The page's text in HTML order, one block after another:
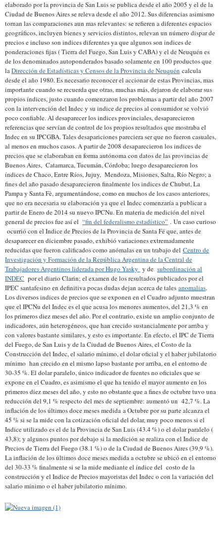
elaborado por la provincia de San Luis se publica desde el año 2005 y el de la
Ciudad de Buenos Aires se releva desde el año 2012. Sus diferencias asimismo
tornan las comparaciones aun mas relevantes: se refieren a diferentes espacios
geográficos, incluyen bienes y servicios distintos, relevan un número dispar de
precios e incluso son indices diferentes ya que algunos son indices de
ponderaciones fijas ( Tierra del Fuego, San Luis y CABA) y el de Neuquén es
de los denominados autoponderados basado solamente en 100 productos que
laDirección de Estadísticas y Censos de la Provincia de Neuquén calcula
desde el año 1980. Es necesario reconocer el accionar de estas Provincias, mas
importante cuando se recuerda que otras, muchas más, dejaron de elaborar sus
propios índices, justo cuando comenzaron los problemas a partir del año 2007
con la intervención del Indec y su indice de precios al consumidor se volvió
poco confiable. Al desaparecer los indices provinciales, desaparecieron
referencias que servían de control de los propios resultados que mostraba el
Indec en su IPCGBA. Tales desapariciones pareciera ser que no fueron casuales,
al menos en muchos casos. A partir de 2008 desaparecieron los indices de
precios que se elaboraban en forma autónoma con datos de las provincias de
Buenos Aires, Catamarca, Tucumán, Córdoba; luego desaparecieron los
índices de Chaco, Entre Ríos, Jujuy, Mendoza, Misiones, Salta, Río Negro; a
fines del año pasado desaparecieron finalmente los indices de Chubut, La
Pampa y Santa Fè, argumentándose, como en muchos de los casos anteriores,
que no era necesaria su elaboración ya que el Indec comenzaría a publicar a
partir de Enero de 2014 su nuevo IPCNu. En materia de medición del nivel
general de precios fue así el “fin del federalismo estadístico” . Un caso curioso
ocurrió con el Indice de Precios de la Provincia de Santa Fé que, antes de
desaparecer en diciembre pasado, exhibió variaciones extremadamente
reducidas que fueron calificados como anómalas en un trabajo del Centro de
Investigación y Formación de la República Argentina de la Central de
Trabajadores Argentinos liderada por Hugo Yasky y de subordinación al
INDEC por el diario Clarin; el examen de los resultados publicados por el
IPEC santafesino en definitiva pocas dudas dejan acerca de tales anomalias.
Los diversos indices de precios que se exponen en el Cuadro adjunto muestran
que el IPCNu del Indec es el que acusa los menores aumentos, del 21,3 % en
los primeros diez meses del año. Por el contrario, existe un amplio conjunto de
indicadores, aún heterogéneos, que han crecido sustancialmente por arriba y
con valores bastante similares, y esto es importante. En efecto, el IPC de Tierra
del Fuego, de San Luis y de la Ciudad de Buenos Aires, el Costo de la
Construcción del Indec, el salario mínimo, el dolar oficial y el haber jubilatorio
mínimo han crecido en el mismo lapso bastante por arriba, en el entorno de
30-35 %. El dolar paralelo, único indicador de fuentes no oficiales que se
expone en el Cuadro, es asimismo el que ha tenido el mayor aumento en los
primeros diez meses del año, y esto no obstante que a fines de octubre tuvo una
reducción del 9,1 % respecto del mes de septiembre: aumentó un 42,7 %. La
inflación de los últimos doce meses medida a Octubre por su parte alcanza el
45 % si se la mide con la cotización oficial del dolar, muy poco menos si el
Indice utilizado es el de la Provincia de San Luis (43.4 %) o el dolar paralelo (
43,8); y algunos puntos por debajo si la medición se realiza con el Indice de
Precios de Tierra del Fuego (38.1 %) o de la Ciudad de Buenos Aires (39,9 %).
La inflación de los últimos doce meses medida a octubre se ubicó en el entorno
del 30-33 % finalmente si se la mide mediante el índice del costo de la
construcción y el Indice de Precios mayoristas del Indec o con la variación del
salario mínimo o el haber jubilatorio mínimo.